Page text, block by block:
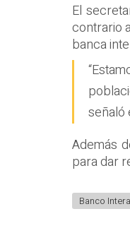
El
contrario
banca
señaló
Además
para dar
Banco